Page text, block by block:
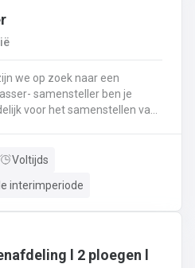
we op zoek naar een
voor het samenstellen van
werkt samen met
Voltijds
interimperiode
l 2 ploegen l